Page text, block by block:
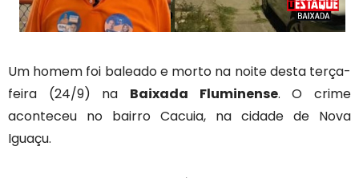
Um homem foi baleado e morto na noite desta terça-
feira (24/9) na Baixada Fluminense. O crime
aconteceu no bairro Cacuia, na cidade de Nova
Iguaçu.